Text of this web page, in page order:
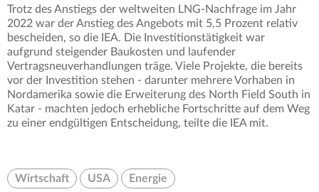
Trotz des Anstiegs der weltweiten LNG-Nachfrage im Jahr
2022 war der Anstieg des Angebots mit 5,5 Prozent relativ
bescheiden, so die IEA. Die Investitionstätigkeit war
aufgrund steigender Baukosten und laufender
Vertragsneuverhandlungen träge. Viele Projekte, die bereits
vor der Investition stehen - darunter mehrere Vorhaben in
Nordamerika sowie die Erweiterung des North Field South in
Katar - machten jedoch erhebliche Fortschritte auf dem Weg
zu einer endgültigen Entscheidung, teilte die IEA mit.
Wirtschaft USA Energie